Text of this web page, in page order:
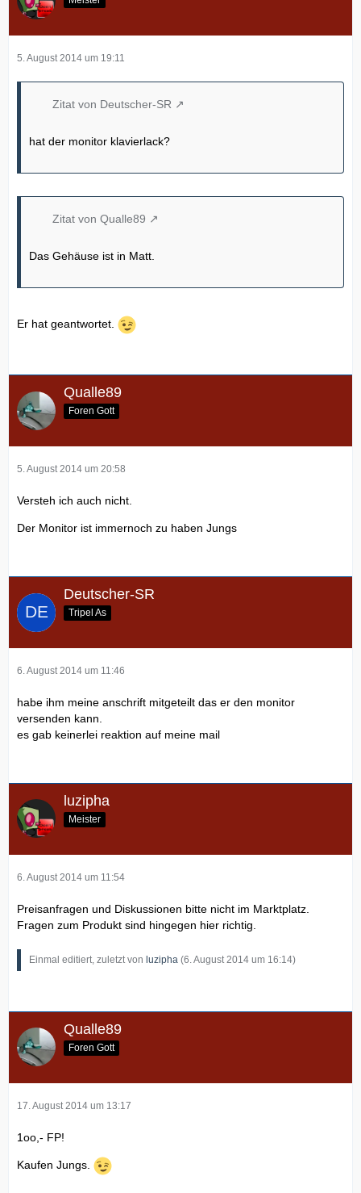
5. August 2014 um 19:11
Zitat von Deutscher-SR
hat der monitor klavierlack?
Zitat von Qualle89
Das Gehäuse ist in Matt.
Er hat geantwortet.
Qualle89
Foren Gott
5. August 2014 um 20:58
Versteh ich auch nicht.
Der Monitor ist immernoch zu haben Jungs
Deutscher-SR
Tripel As
6. August 2014 um 11:46
habe ihm meine anschrift mitgeteilt das er den monitor
versenden kann.
es gab keinerlei reaktion auf meine mail
luzipha
Meister
6. August 2014 um 11:54
Preisanfragen und Diskussionen bitte nicht im Marktplatz.
Fragen zum Produkt sind hingegen hier richtig.
Einmal editiert, zuletzt von luzipha (6. August 2014 um 16:14)
Qualle89
Foren Gott
17. August 2014 um 13:17
1oo,- FP!
Kaufen Jungs.